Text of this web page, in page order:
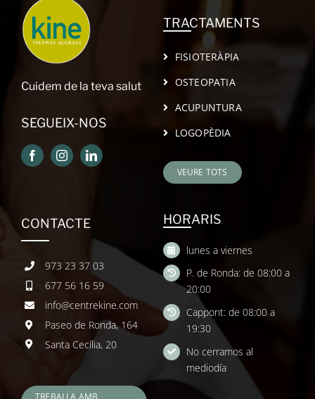
Cuidem de la teva salut
SEGUEIX-NOS
TRACTAMENTS
FISIOTERÀPIA
OSTEOPATIA
ACUPUNTURA
LOGOPÈDIA
VEURE TOTS
CONTACTE
973 23 37 03
677 56 16 59
info@centrekine.com
Paseo de Ronda, 164
Santa Cecília, 20
HORARIS
lunes a viernes
P. de Ronda: de 08:00 a
20:00
Cappont: de 08:00 a
19:30
No cerramos al
mediodía